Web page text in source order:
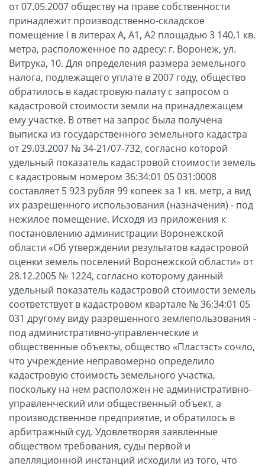
от 07.05.2007 обществу на праве собственности
принадлежит производственно-складское
помещение I в литерах А, А1, А2 площадью 3 140,1 кв.
метра, расположенное по адресу: г. Воронеж, ул.
Витрука, 10. Для определения размера земельного
налога, подлежащего уплате в 2007 году, общество
обратилось в кадастровую палату с запросом о
кадастровой стоимости земли на принадлежащем
ему участке. В ответ на запрос была получена
выписка из государственного земельного кадастра
от 29.03.2007 № 34-21/07-732, согласно которой
удельный показатель кадастровой стоимости земель
с кадастровым номером 36:34:01 05 031:0008
составляет 5 923 рубля 99 копеек за 1 кв. метр, а вид
их разрешенного использования (назначения) - под
нежилое помещение. Исходя из приложения к
постановлению администрации Воронежской
области «Об утверждении результатов кадастровой
оценки земель поселений Воронежской области» от
28.12.2005 № 1224, согласно которому данный
удельный показатель кадастровой стоимости земель
соответствует в кадастровом квартале № 36:34:01 05
031 другому виду разрешенного землепользования -
под административно-управленческие и
общественные объекты, общество «Пластэст» сочло,
что учреждение неправомерно определило
кадастровую стоимость земельного участка,
поскольку на нем расположен не административно-
управленческий или общественный объект, а
производственное предприятие, и обратилось в
арбитражный суд. Удовлетворяя заявленные
обществом требования, суды первой и
апелляционной инстанций исходили из того, что